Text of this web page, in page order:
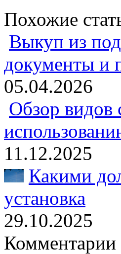
Похожие
Выкуп из под
документы и
05.04.2026
Обзор видов
11.12.2025
Какими
установка
29.10.2025
Комментарии